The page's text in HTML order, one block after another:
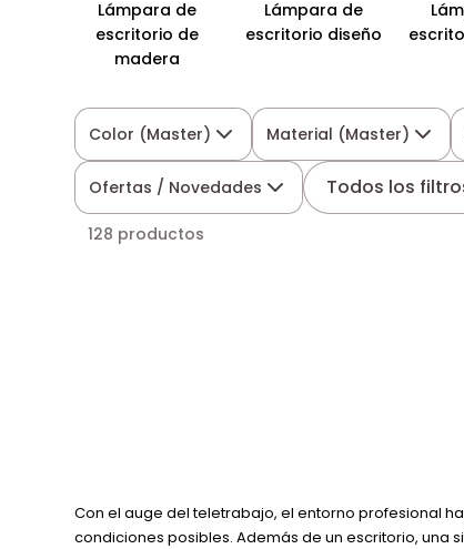
Lámpara de
escritorio de
madera
Lámpara de
escritorio diseño
Color (Master) Material (Master)
Ofertas / Novedades Todos los
128 productos
Con el auge del teletrabajo, el entorno profesional
condiciones posibles. Además de un escritorio, una